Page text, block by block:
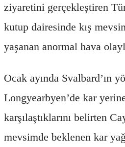
ziyaretini gerçekleştiren
kutup dairesinde kış
yaşanan anormal hava
Ocak ayında Svalbard’ın
Longyearbyen’de kar
karşılaştıklarını belirten
mevsimde beklenen kar